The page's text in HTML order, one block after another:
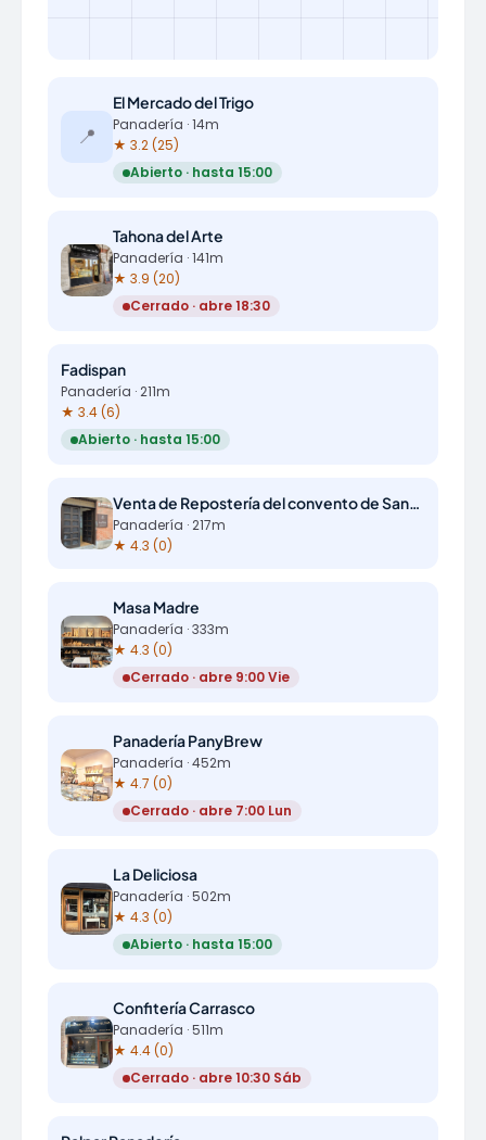
📍
El Mercado del Trigo
Panadería · 14m
★ 3.2 (25)
Abierto · hasta 15:00
Tahona del Arte
Panadería · 141m
★ 3.9 (20)
Cerrado · abre 18:30
Fadispan
Panadería · 211m
★ 3.4 (6)
Abierto · hasta 15:00
Venta de Repostería del convento de Santa Isabel
Panadería · 217m
★ 4.3 (0)
Masa Madre
Panadería · 333m
★ 4.3 (0)
Cerrado · abre 9:00 Vie
Panadería PanyBrew
Panadería · 452m
★ 4.7 (0)
Cerrado · abre 7:00 Lun
La Deliciosa
Panadería · 502m
★ 4.3 (0)
Abierto · hasta 15:00
Confitería Carrasco
Panadería · 511m
★ 4.4 (0)
Cerrado · abre 10:30 Sáb